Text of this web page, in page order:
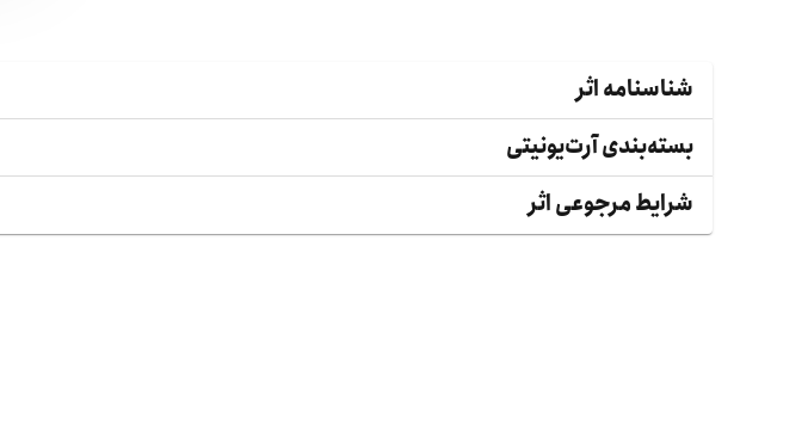
شناسنامه اثر
بسته‌بندی آرت‌یونیتی
شرایط مرجوعی اثر